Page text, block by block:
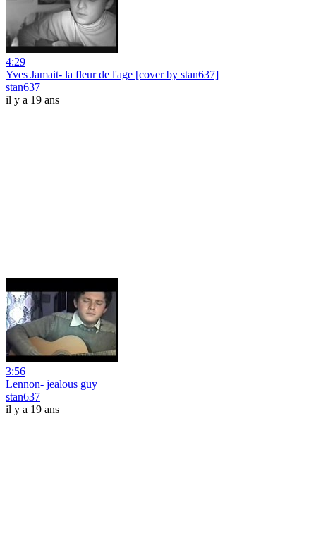
4:29
Yves Jamait- la fleur de l'age [cover by stan637]
stan637
il y a 19 ans
3:56
Lennon- jealous guy
stan637
il y a 19 ans